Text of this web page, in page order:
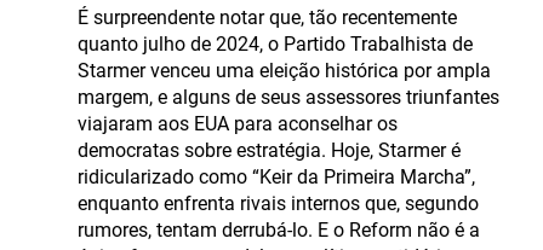
É surpreendente notar que, tão recentemente
quanto julho de 2024, o Partido Trabalhista de
Starmer venceu uma eleição histórica por ampla
margem, e alguns de seus assessores triunfantes
viajaram aos EUA para aconselhar os
democratas sobre estratégia. Hoje, Starmer é
ridicularizado como “Keir da Primeira Marcha”,
enquanto enfrenta rivais internos que, segundo
rumores, tentam derrubá-lo. E o Reform não é a